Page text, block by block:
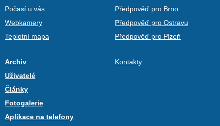
Počasí u vás
Webkamery
Teplotní mapa
Předpověď pro Brno
Předpověď pro Ostravu
Předpověď pro Plzeň
Archiv
Uživatelé
Články
Fotogalerie
Aplikace na telefony
Kontakty